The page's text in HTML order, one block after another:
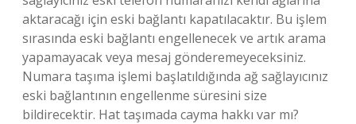
aktaracağı için eski bağlantı kapatılacaktır. Bu işlem
sırasında eski bağlantı engellenecek ve artık arama
yapamayacak veya mesaj gönderemeyeceksiniz.
Numara taşıma işlemi başlatıldığında ağ sağlayıcınız
eski bağlantının engellenme süresini size
bildirecektir. Hat taşımada cayma hakkı var mı?